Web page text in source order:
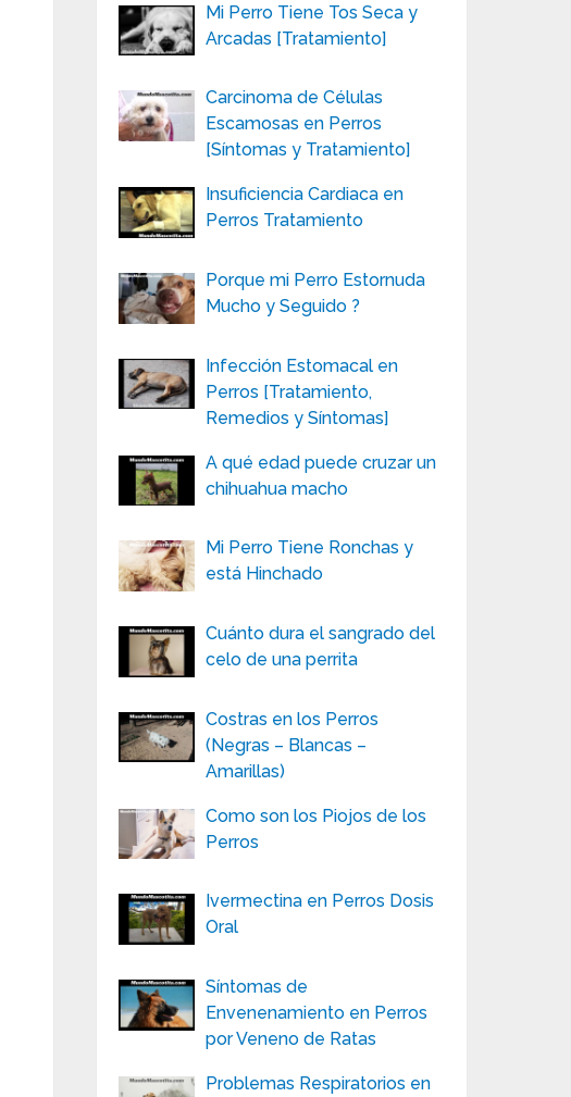
Mi Perro Tiene Tos Seca y
Arcadas [Tratamiento]
Carcinoma de Células
Escamosas en Perros
[Síntomas y Tratamiento]
Insuficiencia Cardiaca en
Perros Tratamiento
Porque mi Perro Estornuda
Mucho y Seguido ?
Infección Estomacal en
Perros [Tratamiento,
Remedios y Síntomas]
A qué edad puede cruzar un
chihuahua macho
Mi Perro Tiene Ronchas y
está Hinchado
Cuánto dura el sangrado del
celo de una perrita
Costras en los Perros
(Negras – Blancas –
Amarillas)
Como son los Piojos de los
Perros
Ivermectina en Perros Dosis
Oral
Síntomas de
Envenenamiento en Perros
por Veneno de Ratas
Problemas Respiratorios en